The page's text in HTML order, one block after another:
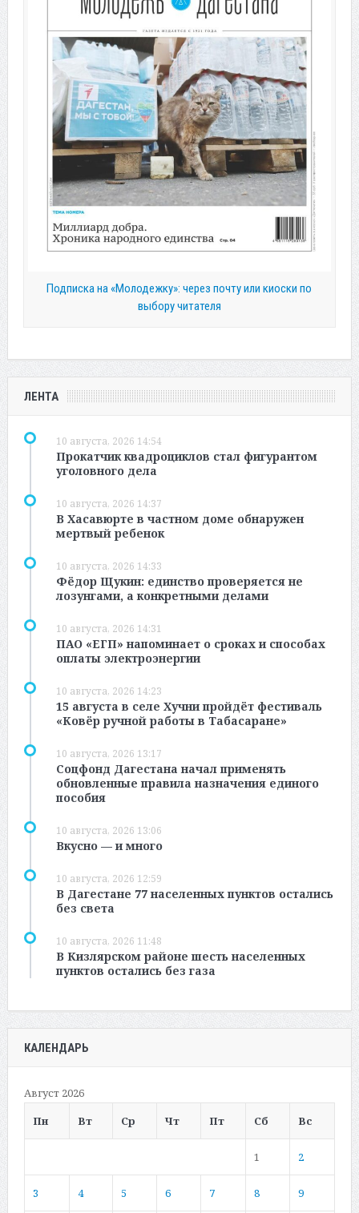
Подписка на «Молодежку»: через почту или киоски по
выбору читателя
ЛЕНТА
10 августа, 2026 14:54
Прокатчик квадроциклов стал фигурантом
уголовного дела
10 августа, 2026 14:37
В Хасавюрте в частном доме обнаружен
мертвый ребенок
10 августа, 2026 14:33
Фёдор Щукин: единство проверяется не
лозунгами, а конкретными делами
10 августа, 2026 14:31
ПАО «ЕГП» напоминает о сроках и способах
оплаты электроэнергии
10 августа, 2026 14:23
15 августа в селе Хучни пройдёт фестиваль
«Ковёр ручной работы в Табасаране»
10 августа, 2026 13:17
Соцфонд Дагестана начал применять
обновленные правила назначения единого
пособия
10 августа, 2026 13:06
Вкусно — и много
10 августа, 2026 12:59
В Дагестане 77 населенных пунктов остались
без света
10 августа, 2026 11:48
В Кизлярском районе шесть населенных
пунктов остались без газа
КАЛЕНДАРЬ
Август 2026
Пн
Вт Ср Чт Пт Сб Вс
1 2
3 4 5 6 7 8 9